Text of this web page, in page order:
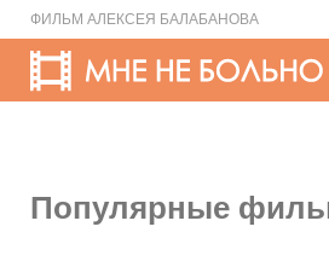
ФИЛЬМ АЛЕКСЕЯ БАЛАБАНОВА
Популярные